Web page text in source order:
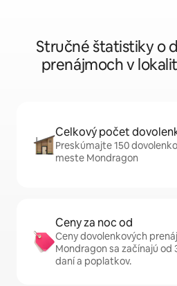
Stručné štatistiky o
prenájmoch v
Celkový počet
Preskúmajte 150
meste Mondragon
Ceny za noc od
Ceny dovolenkových
Mondragon sa začínajú od
daní a poplatkov.